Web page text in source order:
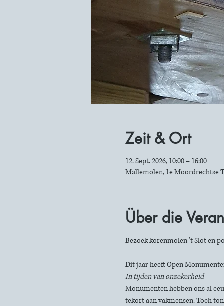
Zeit & Ort
12. Sept. 2026, 10:00 – 16:00
Mallemolen, 1e Moordrechtse
Über die
Bezoek korenmolen 't Slot en
Dit jaar heeft Open
In tijden van onzekerheid
Monumenten hebben ons al
tekort aan vakmensen. Toch